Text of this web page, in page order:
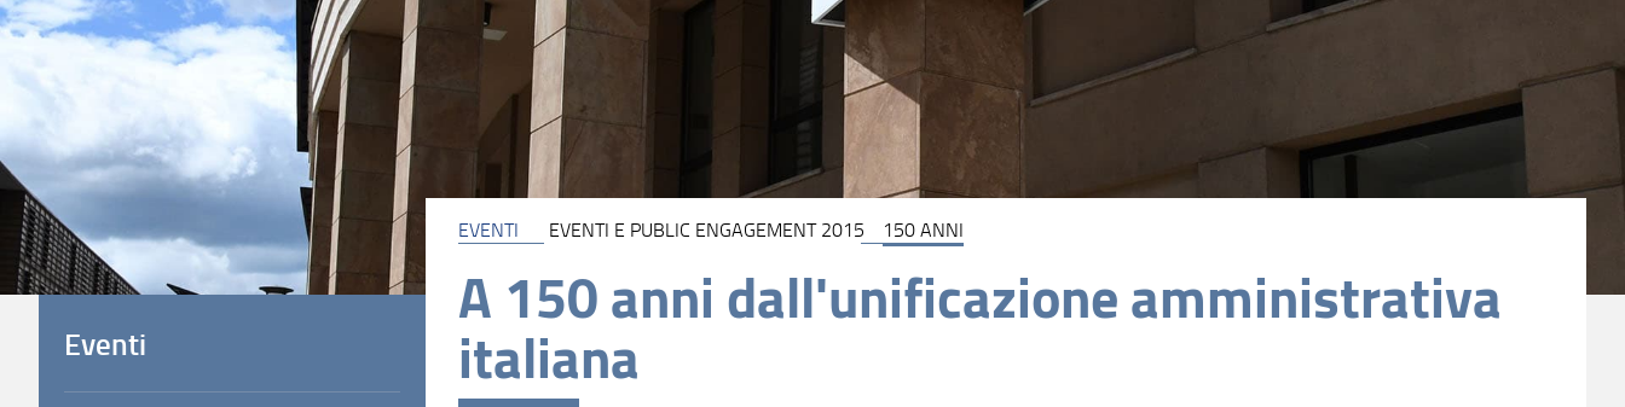
EVENTI EVENTI E PUBLIC ENGAGEMENT 2015 150 ANNI
A 150 anni dall'unificazione amministrativa
italiana
Eventi